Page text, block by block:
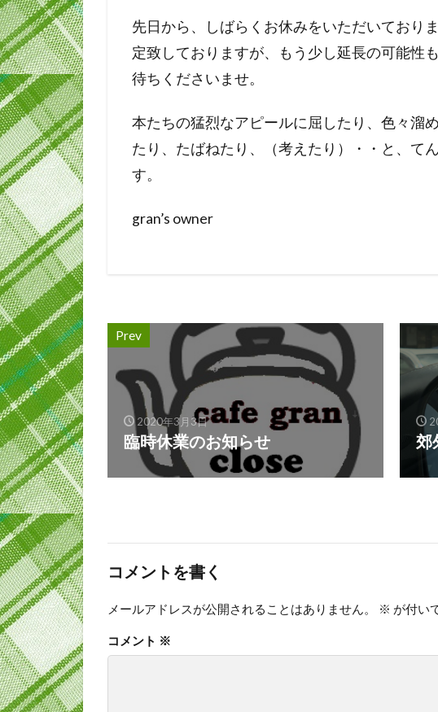
先日から、しばらくお休みをいただいており
定致しておりますが、もう少し延長の可能性
待ちくださいませ。
本たちの猛烈なアピールに屈したり、色々溜
たり、たばねたり、（考えたり）・・と、て
す。
gran’s owner
Prev
2020年3月3日
臨時休業のお知らせ 郊
コメントを書く
メールアドレスが公開されることはありません。 ※ が付い
コメント ※